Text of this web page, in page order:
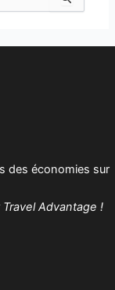
des économies sur
Advantage !